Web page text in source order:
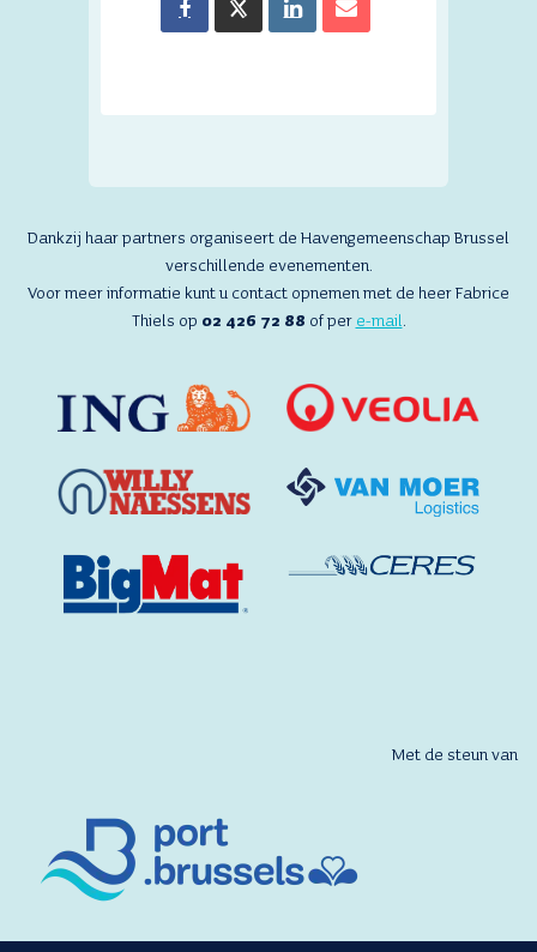
Dankzij haar partners organiseert de Havengemeenschap Brussel
verschillende evenementen.
Voor meer informatie kunt u contact opnemen met de heer Fabrice
Thiels op 02 426 72 88 of per e-mail.
Met de steun van